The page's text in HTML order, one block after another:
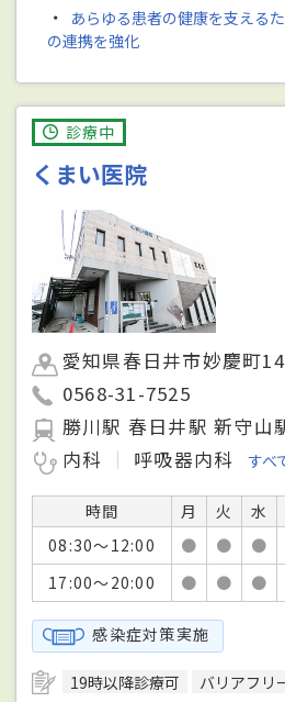
・
あらゆる患者の健康を支える
の連携を強化
診療中
くまい医院
愛知県春日井市妙慶町
0568-31-7525
勝川駅 春日井駅 新守山
内科
呼吸器内科 すべ
時間 月 火 水
08:30～12:00
● ● ●
17:00～20:00
● ● ●
感染症対策実施
19時以降診療可 バリアフリ